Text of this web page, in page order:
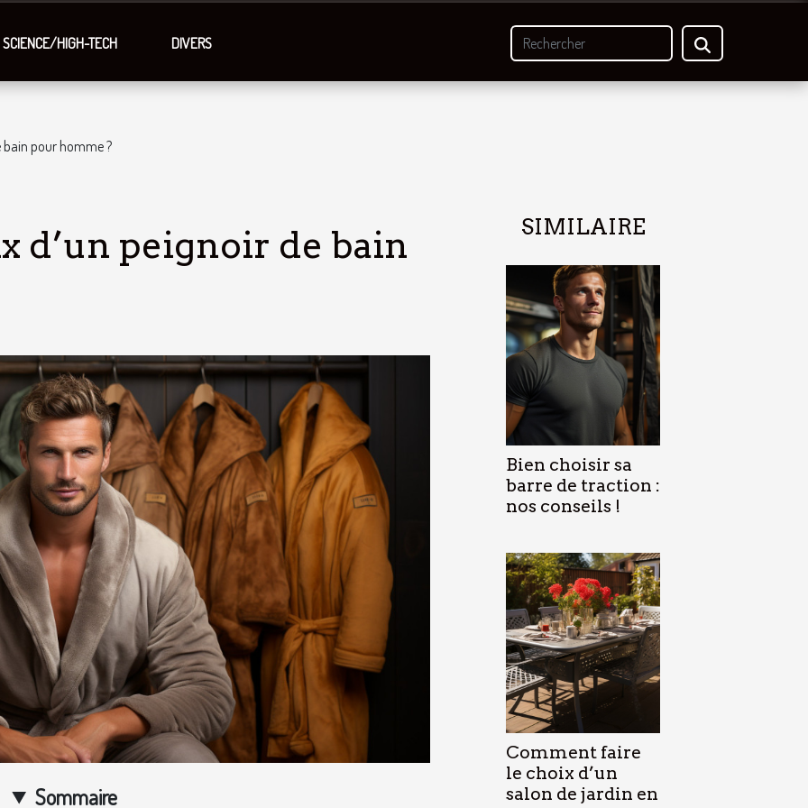
SCIENCE/HIGH-TECH DIVERS
bain pour homme ?
d’un peignoir de bain
Sommaire
SIMILAIRE
Bien choisir sa
barre de traction :
nos conseils !
Comment faire
le choix d’un
salon de jardin en